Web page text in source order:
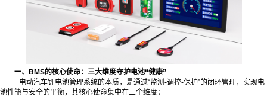
一、BMS的核心使命：三大维度守护电池“健康”
电动汽车锂电池管理系统的本质，是通过“监测-调控-保护”的闭环管理，实现电
池性能与安全的平衡，其核心使命集中在三个维度：